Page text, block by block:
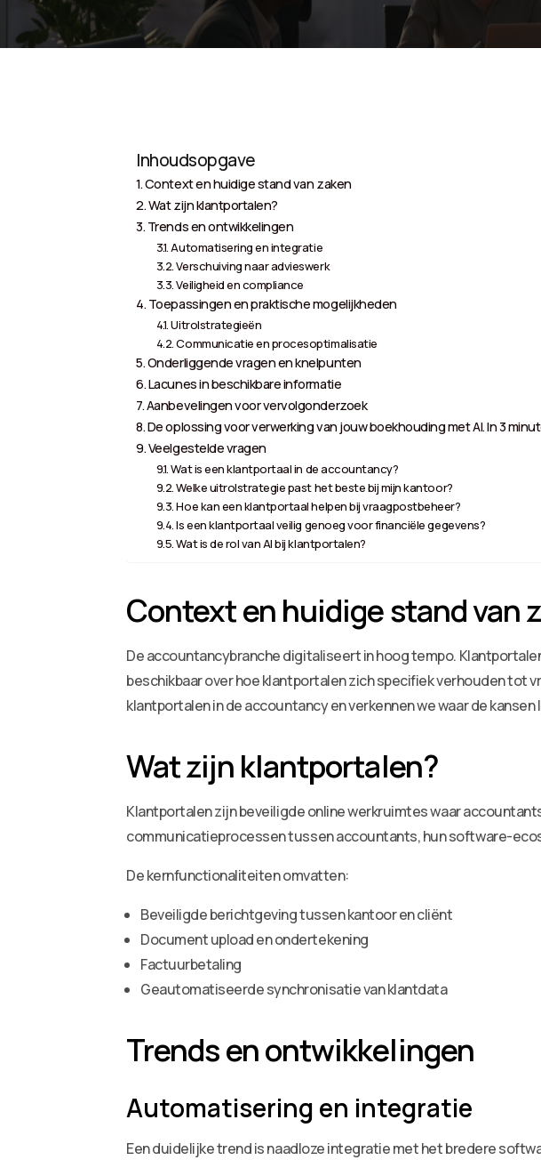
Inhoudsopgave
Context en huidige stand van zaken
Wat zijn klantportalen?
Trends en ontwikkelingen
Automatisering en integratie
Verschuiving naar advieswerk
Veiligheid en compliance
Toepassingen en praktische mogelijkheden
Uitrolstrategieën
Communicatie en procesoptimalisatie
Onderliggende vragen en knelpunten
Lacunes in beschikbare informatie
Aanbevelingen voor vervolgonderzoek
De oplossing voor verwerking van jouw boekhouding met AI. In 3
Veelgestelde vragen
Wat is een klantportaal in de accountancy?
Welke uitrolstrategie past het beste bij mijn kantoor?
Hoe kan een klantportaal helpen bij vraagpostbeheer?
Is een klantportaal veilig genoeg voor financiële gegevens?
Wat is de rol van AI bij klantportalen?
Context en huidige stand van
De accountancybranche digitaliseert in hoog tempo.
beschikbaar over hoe klantportalen zich specifiek verhouden tot
klantportalen in de accountancy en verkennen we waar de kansen
Wat zijn klantportalen?
Klantportalen zijn beveiligde online werkruimtes waar
communicatieprocessen tussen accountants, hun software-
De kernfunctionaliteiten omvatten:
Beveiligde berichtgeving tussen kantoor en cliënt
Document upload en ondertekening
Factuurbetaling
Geautomatiseerde synchronisatie van klantdata
Trends en ontwikkelingen
Automatisering en integratie
Een duidelijke trend is naadloze integratie met het bredere